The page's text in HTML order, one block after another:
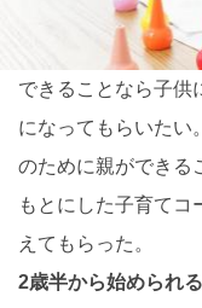
できることなら子供
になってもらいたい
のために親ができる
もとにした子育てコ
えてもらった。
2歳半から始められ